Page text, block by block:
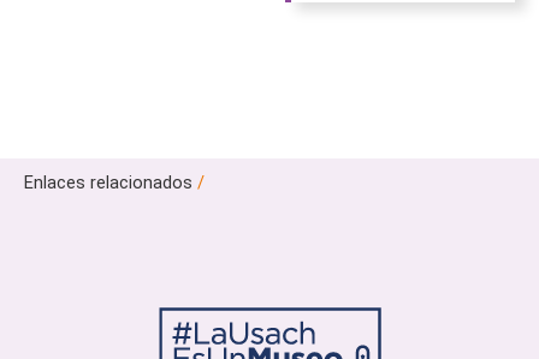
Enlaces relacionados /